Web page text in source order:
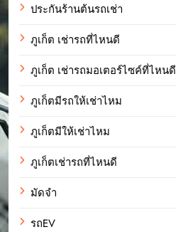
ประกันร้านต้นรถเช่า
ภูเก็ต เช่ารถที่ไหนดี
ภูเก็ต เช่ารถมอเตอร์ไซค์ที่ไหนดี
ภูเก็ตมีรถให้เช่าไหม
ภูเก็ตมีให้เช่าไหม
ภูเก็ตเช่ารถที่ไหนดี
มัดจำ
รถEV